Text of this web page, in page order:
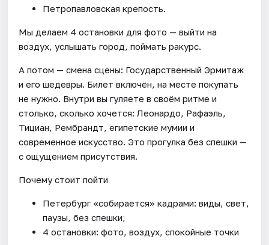
Петропавловская крепость.
Мы делаем 4 остановки для фото — выйти на
воздух, услышать город, поймать ракурс.
А потом — смена сцены: Государственный Эрмитаж
и его шедевры. Билет включён, на месте покупать
не нужно. Внутри вы гуляете в своём ритме и
столько, сколько хочется: Леонардо, Рафаэль,
Тициан, Рембрандт, египетские мумии и
современное искусство. Это прогулка без спешки —
с ощущением присутствия.
Почему стоит пойти
Петербург «собирается» кадрами: виды, свет,
паузы, без спешки;
4 остановки: фото, воздух, спокойные точки